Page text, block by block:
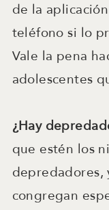
de la
teléfono si lo
Vale la pena
adolescentes
¿Hay
que estén los
depredadores,
congregan